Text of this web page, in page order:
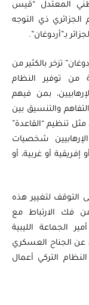
المعتدل “قيس
ذي التوجه
بـ”أردوغان”.
تزخر بالكثير من
من توفير النظام
بمن فيهم
والتنسيق بين
تنظيم “القاعدة”
شخصيات
أو غربية، أو
التوقف لتغيير هذه
فك الارتباط مع
الجماعة الليبية
عن الجناح العسكري
التركي أعمال